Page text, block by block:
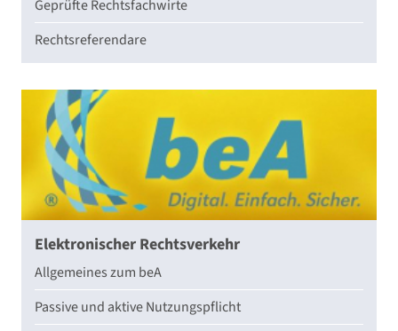
Geprüfte Rechtsfachwirte
Rechtsreferendare
Elektronischer Rechtsverkehr
Allgemeines zum beA
Passive und aktive Nutzungspflicht